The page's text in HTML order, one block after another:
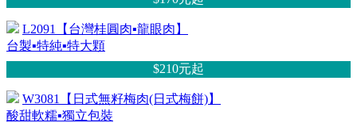
L2091【台灣桂圓肉▪龍眼肉】
台製▪特純▪特大顆
$210元起
W3081【日式無籽梅肉(日式梅餅)】
酸甜軟糯▪獨立包裝